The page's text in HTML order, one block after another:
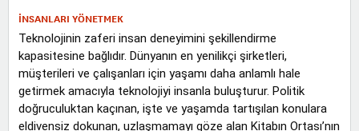
İNSANLARI YÖNETMEK
Teknolojinin zaferi insan deneyimini şekillendirme
kapasitesine bağlıdır. Dünyanın en yenilikçi şirketleri,
müşterileri ve çalışanları için yaşamı daha anlamlı hale
getirmek amacıyla teknolojiyi insanla buluşturur. Politik
doğruculuktan kaçınan, işte ve yaşamda tartışılan konulara
eldivensiz dokunan, uzlaşmamayı göze alan Kitabın Ortası’nın